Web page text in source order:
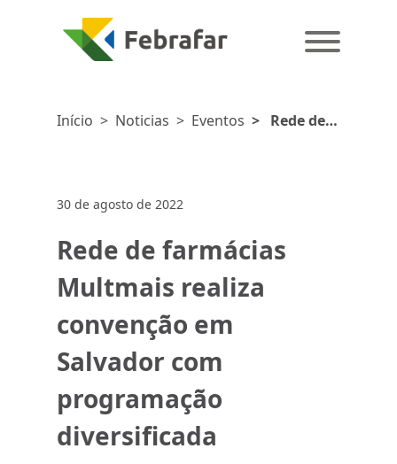
Início > Noticias > Eventos > Rede de
com
diversificada
30 de agosto de 2022
Rede de farmácias
Multmais realiza
convenção em
Salvador com
programação
diversificada